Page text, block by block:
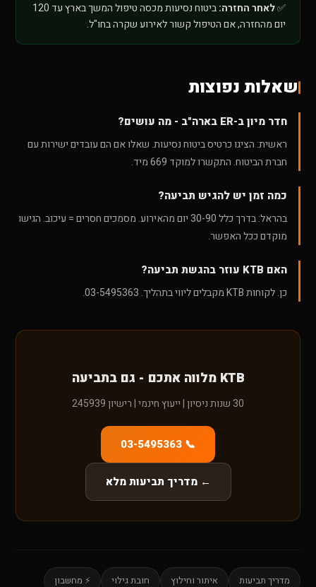
✅לאחר החזרה:
ביטוח נסיעות מכסה טיפול המשך בארץ עד 120
יום מהחזרה, אם הטיפול קשור לאירוע שקרה בחו"ל.
שאלות נפוצות
חדר מיון ב-ER בארה"ב - מה עושים?
ראשית: הציגו כרטיס ביטוח נסיעות. שאלו אם הם עובדים ישירות עם
חברת הביטוח. התקשרו למוקד 669 מיד.
כמה זמן יש להגיש תביעה?
בהראל: בדרך כלל 30-90 יום מהאירוע. מסמכים חסרים = עיכוב. הגישו
מוקדם ככל האפשר.
האם KTB עוזר בהגשת תביעה?
כן. לקוחות KTB מקבלים ליווי בתהליך. 03-5495363.
KTB מלווה אתכם - גם בתביעה
30 שנות ניסיון | ייעוץ חינמי | רישיון 245939
📞 03-5495363
← מדריך תביעות מלא
מדריך תביעות איתור וחילוץ חובת גילוי ⚡ מחשבון